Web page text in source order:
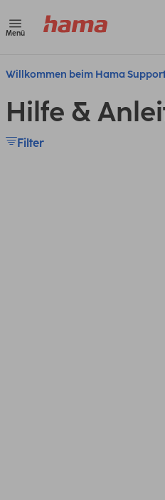
Menü
Willkommen beim Hama
Hilfe &
Filter